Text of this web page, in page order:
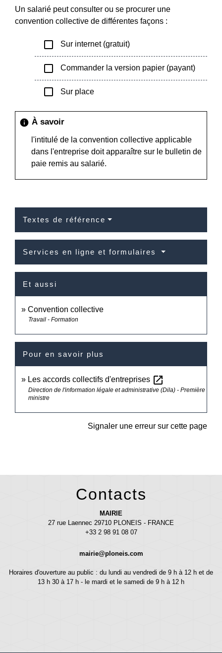
Un salarié peut consulter ou se procurer une
convention collective de différentes façons :
check_box_outline_blank Sur internet (gratuit)
check_box_outline_blank Commander la version papier (payant)
check_box_outline_blank Sur place
info À savoir
l'intitulé de la convention collective applicable
dans l'entreprise doit apparaître sur le bulletin de
paie remis au salarié.
Textes de référence
Services en ligne et formulaires
Et aussi
Convention collective
Travail - Formation
Pour en savoir plus
Les accords collectifs d'entreprises open_in_new
Direction de l'information légale et administrative (Dila) - Première
ministre
Signaler une erreur sur cette page
Contacts
MAIRIE
27 rue Laennec 29710 PLONEIS - FRANCE
+33 2 98 91 08 07
mairie@ploneis.com
Horaires d'ouverture au public : du lundi au vendredi de 9 h à 12 h et de
13 h 30 à 17 h - le mardi et le samedi de 9 h à 12 h